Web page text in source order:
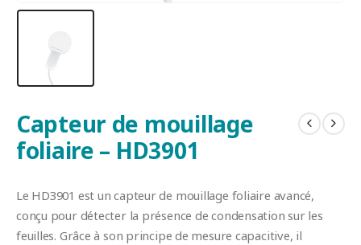
Capteur de mouillage
foliaire – HD3901
Le HD3901 est un capteur de mouillage foliaire avancé,
conçu pour détecter la présence de condensation sur les
feuilles. Grâce à son principe de mesure capacitive, il